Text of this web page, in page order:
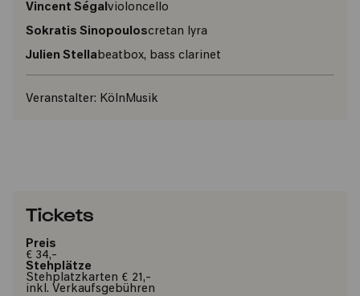
Vincent Ségalvioloncello
Sokratis Sinopouloscretan lyra
Julien Stellabeatbox, bass clarinet
Veranstalter: KölnMusik
Tickets
Preis
€ 34,-
Stehplätze
Stehplatzkarten € 21,-
inkl. Verkaufsgebühren